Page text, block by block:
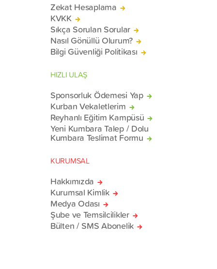
Zekat Hesaplama
KVKK
Sıkça Sorulan Sorular
Nasıl Gönüllü Olurum?
Bilgi Güvenliği Politikası
HIZLI ULAŞ
Sponsorluk Ödemesi Yap
Kurban Vekaletlerim
Reyhanlı Eğitim Kampüsü
Yeni Kumbara Talep / Dolu
Kumbara Teslimat Formu
KURUMSAL
Hakkımızda
Kurumsal Kimlik
Medya Odası
Şube ve Temsilcilikler
Bülten / SMS Abonelik